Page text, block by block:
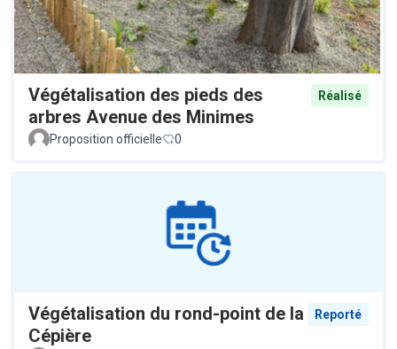
Végétalisation des pieds des
arbres Avenue des Minimes
Réalisé
Proposition officielle 0
Végétalisation du rond-point de la
Cépière
Reporté